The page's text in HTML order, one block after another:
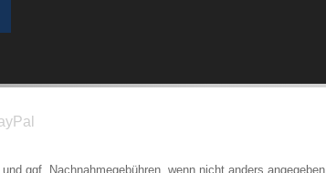
und ggf. Nachnahmegebühren, wenn nicht anders angegeben.